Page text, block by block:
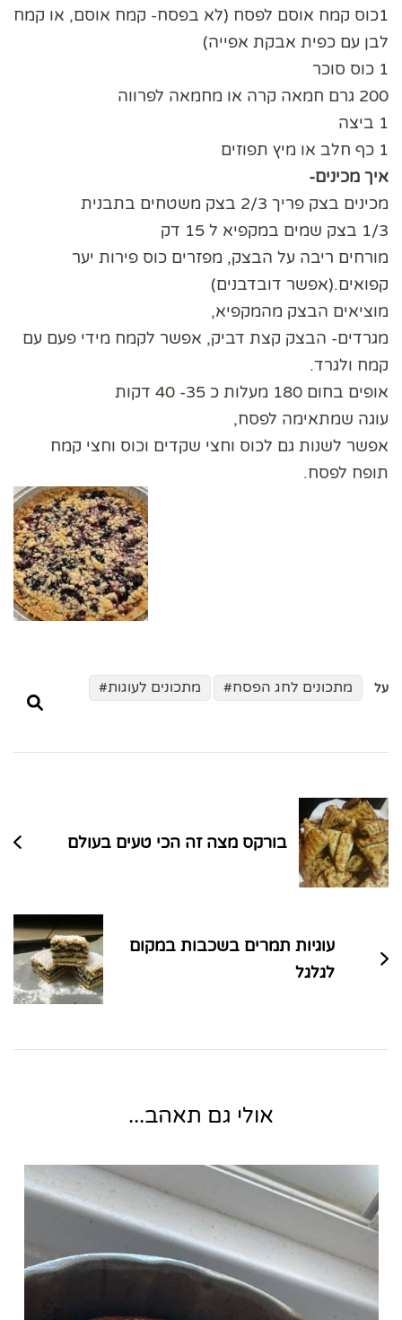
1כוס קמח אוסם לפסח (לא בפסח- קמח אוסם, או קמח
לבן עם כפית אבקת אפייה)
1 כוס סוכר
200 גרם חמאה קרה או מחמאה לפרווה
1 ביצה
1 כף חלב או מיץ תפוזים
איך מכינים-
מכינים בצק פריך 2/3 בצק משטחים בתבנית
1/3 בצק שמים במקפיא ל 15 דק
מורחים ריבה על הבצק, מפזרים כוס פירות יער
קפואים.(אפשר דובדבנים)
מוציאים הבצק מהמקפיא,
מגרדים- הבצק קצת דביק, אפשר לקמח מידי פעם עם
קמח ולגרד.
אופים בחום 180 מעלות כ 35- 40 דקות
עוגה שמתאימה לפסח,
אפשר לשנות גם לכוס וחצי שקדים וכוס וחצי קמח
תופח לפסח.
על מתכונים לחג הפסח מתכונים לעוגות
בפוסטים
בורקס מצה זה הכי טעים בעולם
עוגיות תמרים בשכבות במקום
לגלגל
אולי גם תאהב...